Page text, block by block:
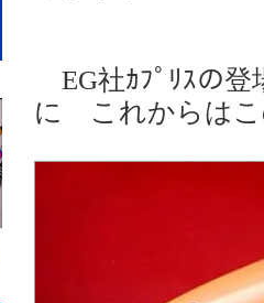
EG社ｶﾌﾟﾘｽの登
に これからはこ